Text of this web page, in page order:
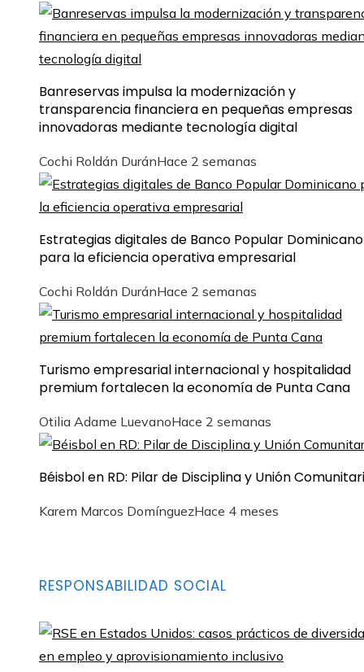
Banreservas impulsa la modernización y
transparencia financiera en pequeñas empresas
innovadoras mediante tecnología digital
Cochi Roldán DuránHace 2 semanas
Estrategias digitales de Banco Popular Dominicano
para la eficiencia operativa empresarial
Cochi Roldán DuránHace 2 semanas
Turismo empresarial internacional y hospitalidad
premium fortalecen la economía de Punta Cana
Otilia Adame LuevanoHace 2 semanas
Béisbol en RD: Pilar de Disciplina y Unión
Karem Marcos DomínguezHace 4 meses
RESPONSABILIDAD SOCIAL